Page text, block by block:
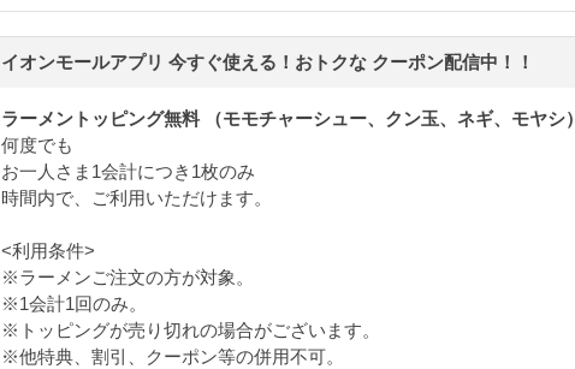
イオンモールアプリ 今すぐ使える！おトクな クーポン配信中！！
ラーメントッピング無料 （モモチャーシュー、クン玉、ネギ、モヤシ）
何度でも
お一人さま1会計につき1枚のみ
時間内で、ご利用いただけます。
<利用条件>
※ラーメンご注文の方が対象。
※1会計1回のみ。
※トッピングが売り切れの場合がございます。
※他特典、割引、クーポン等の併用不可。